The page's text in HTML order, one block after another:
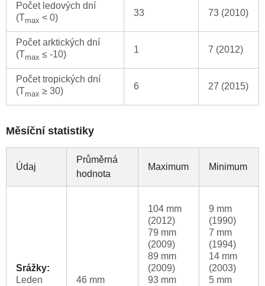
Počet ledových dní
(Tmax < 0) 33 73 (2010)
Počet arktických dní
(Tmax ≤ -10) 1 7 (2012)
Počet tropických dní
(Tmax ≥ 30) 6 27 (2015)
Měsíční statistiky
Údaj
Průměrná
hodnota
Maximum Minimum
Srážky:
Leden
46 mm
104 mm
(2012)
79 mm
(2009)
89 mm
(2009)
93 mm
9 mm
(1990)
7 mm
(1994)
14 mm
(2003)
5 mm